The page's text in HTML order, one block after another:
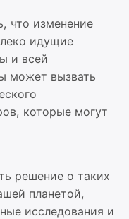
что изменение
идущие
и всей
может вызвать
которые могут
решение о таких
планетой,
исследования и